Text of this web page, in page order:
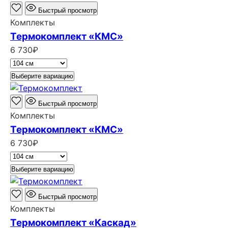
600₽.
Быстрый просмотр
Комплекты
Термокомплект «КМС»
6 730₽
Выберите вариацию
Быстрый просмотр
Комплекты
Термокомплект «КМС»
6 730₽
Выберите вариацию
Быстрый просмотр
Комплекты
Термокомплект «Каскад»